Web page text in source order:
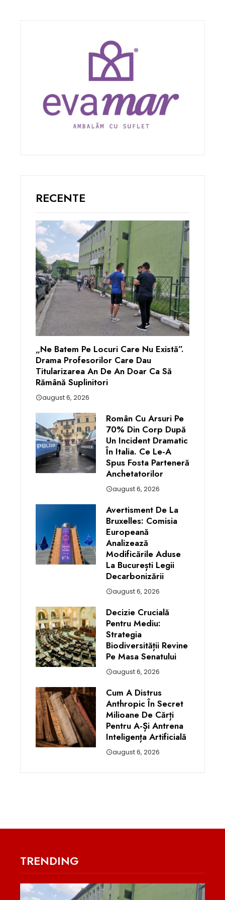
RECENTE
„Ne Batem Pe Locuri Care Nu Există”.
Drama Profesorilor Care Dau
Titularizarea An De An Doar Ca Să
Rămână Suplinitori
august 6, 2026
Român Cu Arsuri Pe
70% Din Corp După
Un Incident Dramatic
În Italia. Ce Le-A
Spus Fosta Parteneră
Anchetatorilor
august 6, 2026
Avertisment De La
Bruxelles: Comisia
Europeană
Analizează
Modificările Aduse
La București Legii
Decarbonizării
august 6, 2026
Decizie Crucială
Pentru Mediu:
Strategia
Biodiversității Revine
Pe Masa Senatului
august 6, 2026
Cum A Distrus
Anthropic În Secret
Milioane De Cărți
Pentru A-Și Antrena
Inteligența Artificială
august 6, 2026
TRENDING